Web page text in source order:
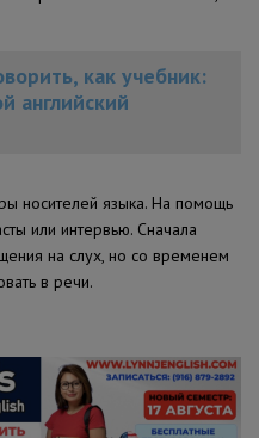
как учебник:
английский
носителей языка. На помощь
или интервью. Сначала
на слух, но со временем
в речи.